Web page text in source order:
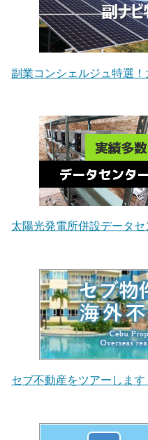
副業コンシェルジュ特選
太陽光発電所併設データ
セブ不動産をツアーします